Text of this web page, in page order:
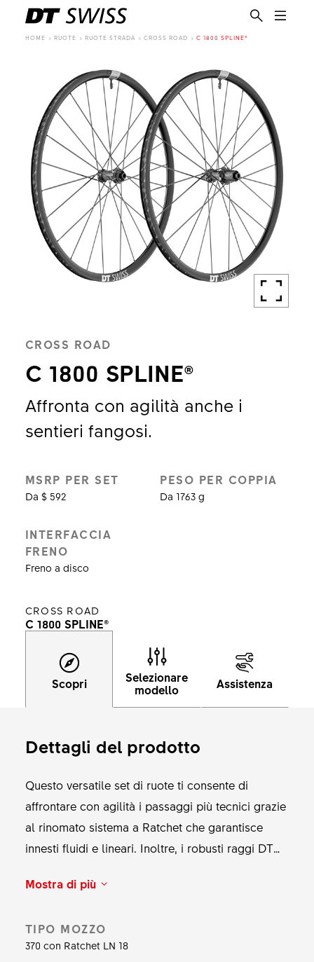
HOME RUOTE RUOTE STRADA CROSS ROAD C 1800 SPLINE®
CROSS ROAD
C 1800 SPLINE®
Affronta con agilità anche i
sentieri fangosi.
MSRP PER SET
Da $ 592
PESO PER COPPIA
Da 1763 g
INTERFACCIA
FRENO
Freno a disco
CROSS ROAD
C 1800 SPLINE®
Scopri
Selezionare
modello
Assistenza
Dettagli del prodotto
Questo versatile set di ruote ti consente di
affrontare con agilità i passaggi più tecnici grazie
al rinomato sistema a Ratchet che garantisce
innesti fluidi e lineari. Inoltre, i robusti raggi DT
cerchio largo e robusto offrono comfort e
larghi. Aumenta l'aderenza con il nostro nuovo
sigillante tubeless, che ti consente di guidare a
Mostra di più
TIPO MOZZO
370 con Ratchet LN 18